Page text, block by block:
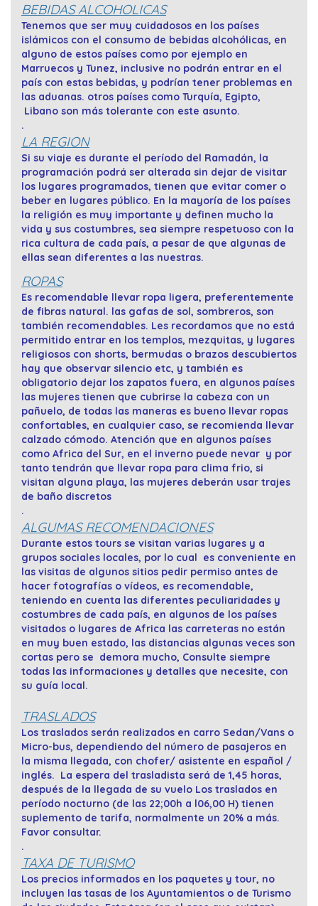
BEBIDAS ALCOHOLICAS
Tenemos que ser muy cuidadosos en los países
islámicos con el consumo de bebidas alcohólicas, en
alguno de estos países como por ejemplo en
Marruecos y Tunez, inclusive no podrán entrar en el
país con estas bebidas, y podrían tener problemas en
las aduanas. otros países como Turquía, Egipto,
Libano son más tolerante con este asunto.
.
LA REGION
Si su viaje es durante el período del Ramadán, la
programación podrá ser alterada sin dejar de visitar
los lugares programados, tienen que evitar comer o
beber en lugares público. En la mayoría de los países
la religión es muy importante y definen mucho la
vida y sus costumbres, sea siempre respetuoso con la
rica cultura de cada país, a pesar de que algunas de
ellas sean diferentes a las nuestras.
ROPAS
Es recomendable llevar ropa ligera, preferentemente
de fibras natural. las gafas de sol, sombreros, son
también recomendables. Les recordamos que no está
permitido entrar en los templos, mezquitas, y lugares
religiosos con shorts, bermudas o brazos descubiertos
hay que observar silencio etc, y también es
obligatorio dejar los zapatos fuera, en algunos países
las mujeres tienen que cubrirse la cabeza con un
pañuelo, de todas las maneras es bueno llevar ropas
confortables, en cualquier caso, se recomienda llevar
calzado cómodo. Atención que en algunos países
como Africa del Sur, en el inverno puede nevar y por
tanto tendrán que llevar ropa para clima frio, si
visitan alguna playa, las mujeres deberán usar trajes
de baño discretos
.
ALGUMAS RECOMENDACIONES
Durante estos tours se visitan varias lugares y a
grupos sociales locales, por lo cual es conveniente en
las visitas de algunos sitios pedir permiso antes de
hacer fotografías o vídeos, es recomendable,
teniendo en cuenta las diferentes peculiaridades y
costumbres de cada país, en algunos de los países
visitados o lugares de Africa las carreteras no están
en muy buen estado, las distancias algunas veces son
cortas pero se demora mucho, Consulte siempre
todas las informaciones y detalles que necesite, con
su guía local.
TRASLADOS
Los traslados serán realizados en carro Sedan/Vans o
Micro-bus, dependiendo del número de pasajeros en
la misma llegada, con chofer/ asistente en español /
inglés. La espera del trasladista será de 1,45 horas,
después de la llegada de su vuelo Los traslados en
período nocturno (de las 22;00h a l06,00 H) tienen
suplemento de tarifa, normalmente un 20% a más.
Favor consultar.
.
TAXA DE TURISMO
Los precios informados en los paquetes y tour, no
incluyen las tasas de los Ayuntamientos o de Turismo